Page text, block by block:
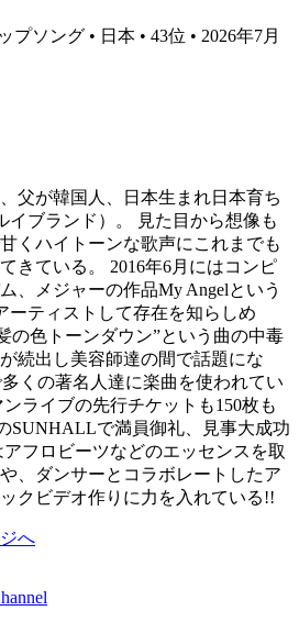
プソング • 日本 • 43位 • 2026年7月
父が韓国人、日本生まれ日本育ち
イブランド）。 見た目から想像も
くハイトーンな歌声にこれまでも
きている。 2016年6月にはコンピ
、メジャーの作品My Angelという
ーティストして存在を知らしめ
の色トーンダウン”という曲の中毒
続出し美容師達の間で話題にな
くの著名人達に楽曲を使われてい
ライブの先行チケットも150枚も
SUNHALLで満員御礼、見事大成功
フロビーツなどのエッセンスを取
、ダンサーとコラボレートしたア
クビデオ作りに力を入れている!!
へ